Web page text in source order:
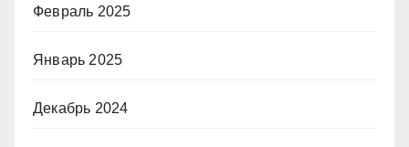
Февраль 2025
Январь 2025
Декабрь 2024